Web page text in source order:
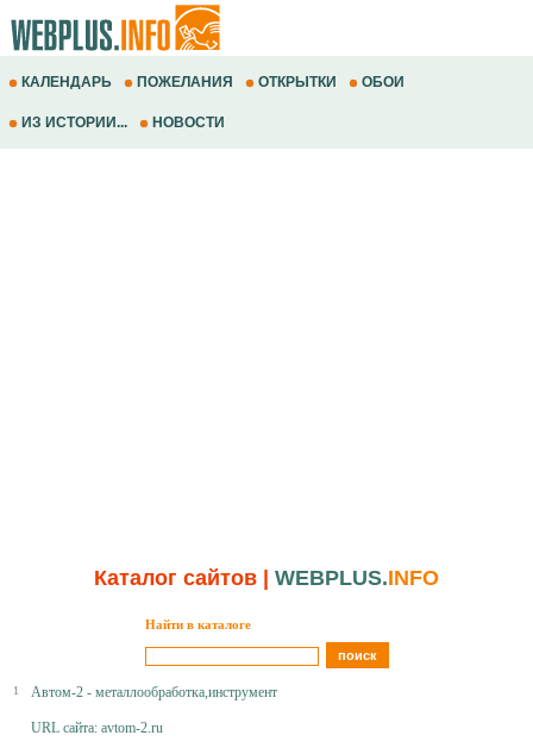
КАЛЕНДАРЬ ПОЖЕЛАНИЯ ОТКРЫТКИ ОБОИ
ИЗ ИСТОРИИ... НОВОСТИ
Каталог сайтов WEBPLUS.INFO
Найти в каталоге
1 Автом-2 - металлообработка,инструмент
URL сайта: avtom-2.ru